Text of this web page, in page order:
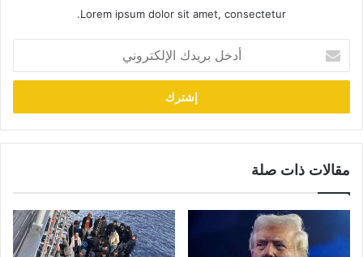
Lorem ipsum dolor sit amet, consectetur.
بريدك
الإلكتروني
مقالات ذات صلة